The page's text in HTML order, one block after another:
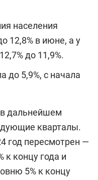
населения
12,8% в июне, а у
до 11,9%.
до 5,9%, с начала
в дальнейшем
кварталы.
год пересмотрен —
к концу года и
5% к концу